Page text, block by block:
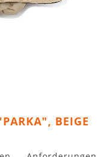
BEIGE